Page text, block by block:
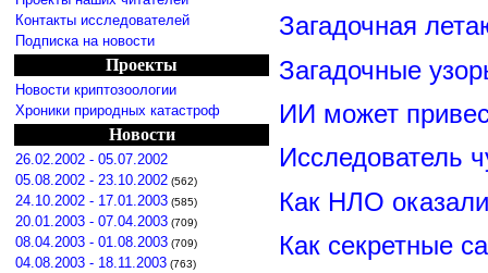
Контакты исследователей
Подписка на новости
Проекты
Новости криптозоологии
Хроники природных катастроф
Новости
26.02.2002 - 05.07.2002
05.08.2002 - 23.10.2002 (562)
24.10.2002 - 17.01.2003 (585)
20.01.2003 - 07.04.2003 (709)
08.04.2003 - 01.08.2003 (709)
04.08.2003 - 18.11.2003 (763)
Загадочная
Загадочные
ИИ может
Исследователь
Как НЛО
Как секретные